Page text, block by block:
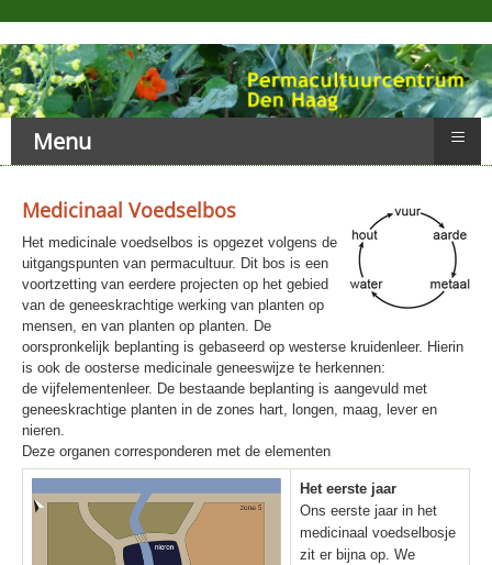
Menu ≡
Medicinaal Voedselbos
Het medicinale voedselbos is opgezet volgens de
uitgangspunten van permacultuur. Dit bos is een
voortzetting van eerdere projecten op het gebied
van de geneeskrachtige werking van planten op
mensen, en van planten op planten. De
oorspronkelijk beplanting is gebaseerd op westerse kruidenleer. Hierin
is ook de oosterse medicinale geneeswijze te herkennen:
de vijfelementenleer. De bestaande beplanting is aangevuld met
geneeskrachtige planten in de zones hart, longen, maag, lever en
nieren.
Deze organen corresponderen met de elementen
Het eerste jaar
Ons eerste jaar in het
medicinaal voedselbosje
zit er bijna op. We